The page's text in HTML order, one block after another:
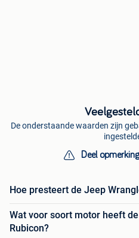
De onderstaande waarden zijn
Deel
Hoe presteert de Jeep
Wat voor soort motor heeft
Rubicon?